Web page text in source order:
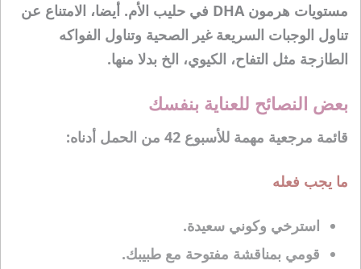
مستويات هرمون DHA في حليب الأم. أيضا، الامتناع عن
تناول الوجبات السريعة غير الصحية وتناول الفواكه
الطازجة مثل التفاح، الكيوي، الخ بدلا منها.
بعض النصائح للعناية بنفسك
قائمة مرجعية مهمة للأسبوع 42 من الحمل أدناه:
ما يجب فعله
استرخي وكوني سعيدة.
قومي بمناقشة مفتوحة مع طبيبك.